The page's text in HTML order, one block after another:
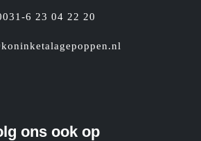
6 23 04 22 20
ons ook op